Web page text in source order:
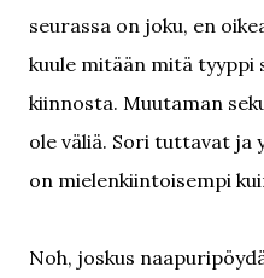
seurassa on joku, en
kuule mitään mitä tyyppi
kiinnosta. Muutaman
ole väliä. Sori tuttavat ja
on mielenkiintoisempi
Noh, joskus